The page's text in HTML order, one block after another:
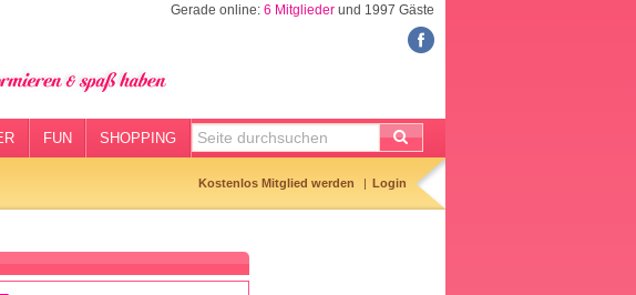
Gerade online: 6 Mitglieder und 1997 Gäste
FUN SHOPPING
Kostenlos Mitglied werden Login